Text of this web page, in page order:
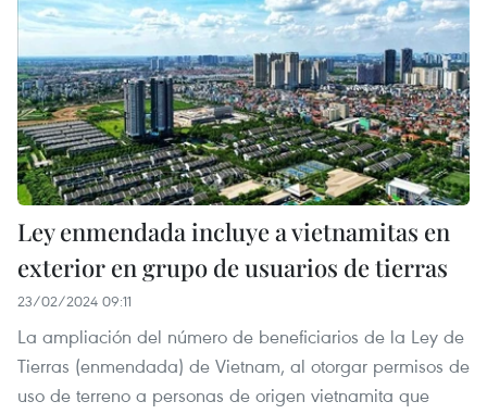
Ley enmendada incluye a vietnamitas en
exterior en grupo de usuarios de tierras
23/02/2024 09:11
La ampliación del número de beneficiarios de la Ley de
Tierras (enmendada) de Vietnam, al otorgar permisos de
uso de terreno a personas de origen vietnamita que